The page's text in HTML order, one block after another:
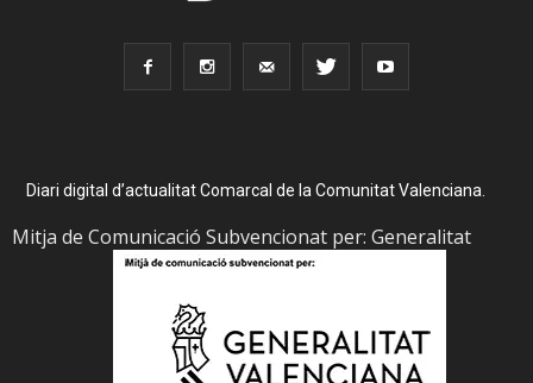
Diari digital d’actualitat Comarcal de la Comunitat Valenciana.
Mitja de Comunicació Subvencionat per: Generalitat